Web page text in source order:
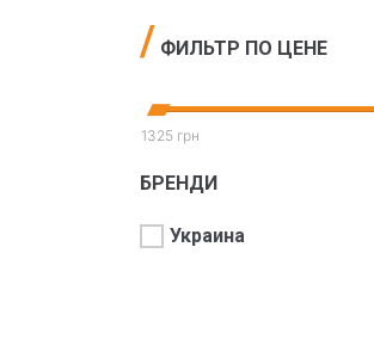
ФИЛЬТР ПО ЦЕНЕ
1325 грн
БРЕНДИ
Украина